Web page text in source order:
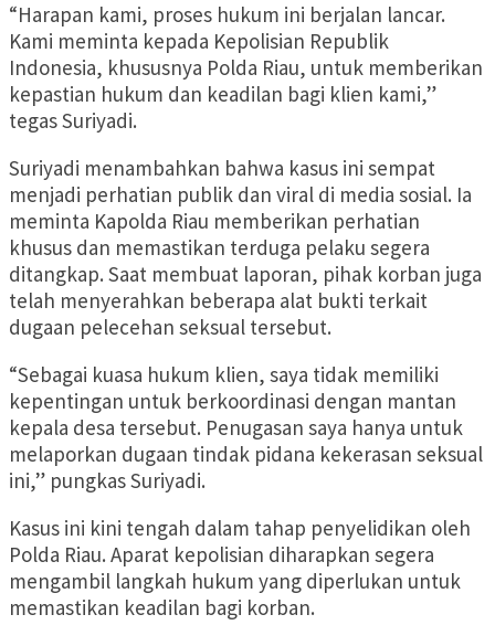
“Harapan kami, proses hukum ini berjalan lancar.
Kami meminta kepada Kepolisian Republik
Indonesia, khususnya Polda Riau, untuk memberikan
kepastian hukum dan keadilan bagi klien kami,”
tegas Suriyadi.
Suriyadi menambahkan bahwa kasus ini sempat
menjadi perhatian publik dan viral di media sosial. Ia
meminta Kapolda Riau memberikan perhatian
khusus dan memastikan terduga pelaku segera
ditangkap. Saat membuat laporan, pihak korban juga
telah menyerahkan beberapa alat bukti terkait
dugaan pelecehan seksual tersebut.
“Sebagai kuasa hukum klien, saya tidak memiliki
kepentingan untuk berkoordinasi dengan mantan
kepala desa tersebut. Penugasan saya hanya untuk
melaporkan dugaan tindak pidana kekerasan seksual
ini,” pungkas Suriyadi.
Kasus ini kini tengah dalam tahap penyelidikan oleh
Polda Riau. Aparat kepolisian diharapkan segera
mengambil langkah hukum yang diperlukan untuk
memastikan keadilan bagi korban.